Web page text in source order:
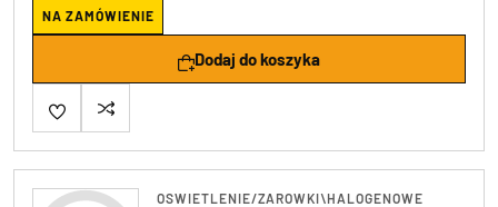
NA ZAMÓWIENIE
Dodaj do koszyka
OSWIETLENIE/ZAROWKI\HALOGENOWE